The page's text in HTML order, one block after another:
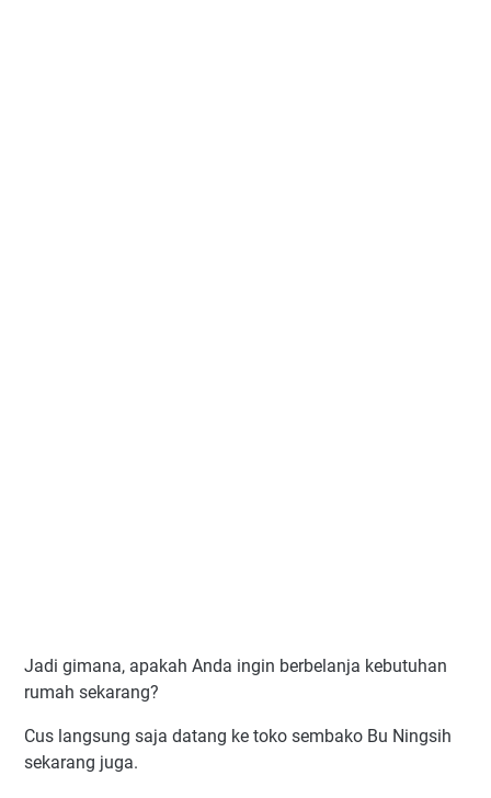
Jadi gimana, apakah Anda ingin berbelanja kebutuhan
rumah sekarang?
Cus langsung saja datang ke toko sembako Bu Ningsih
sekarang juga.